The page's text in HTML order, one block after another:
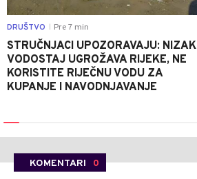
DRUŠTVO Pre 7 min
STRUČNJACI UPOZORAVAJU: NIZAK
VODOSTAJ UGROŽAVA RIJEKE, NE
KORISTITE RIJEČNU VODU ZA
KUPANJE I NAVODNJAVANJE
KOMENTARI 0